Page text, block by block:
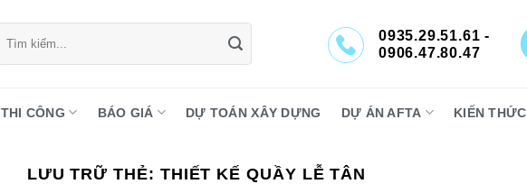
kiếm:
0935.29.51.61 -
0906.47.80.47
THI CÔNG BÁO GIÁ DỰ TOÁN XÂY DỰNG DỰ ÁN AFTA KIẾN THỨC
LƯU TRỮ THẺ: THIẾT KẾ QUẦY LỄ TÂN